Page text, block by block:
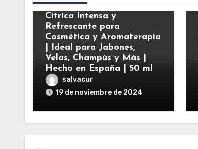
Mandarina | Fragancia
Cítrica Intensa y
Refrescante para
Cosmética y Aromaterapia
| Ideal para Jabones,
Velas, Champús y Más |
Hecho en España | 50 ml
salvacur
19 de noviembre de 2024